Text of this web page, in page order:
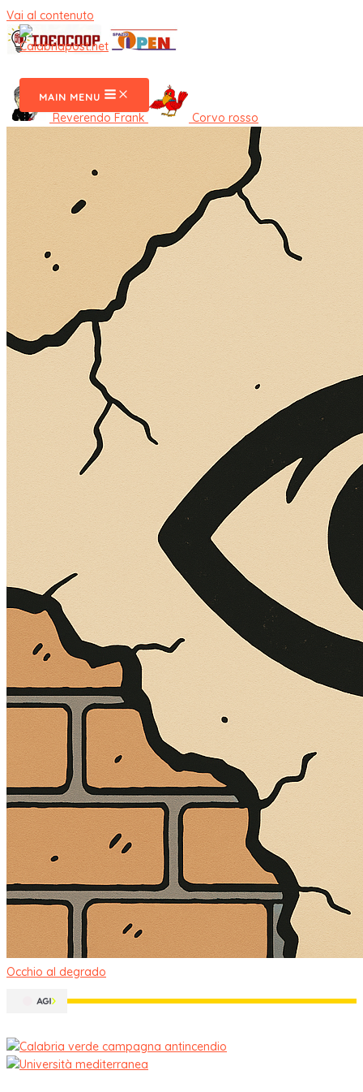
Vai al contenuto
MAIN MENU
Reverendo Frank Corvo rosso
Occhio al degrado